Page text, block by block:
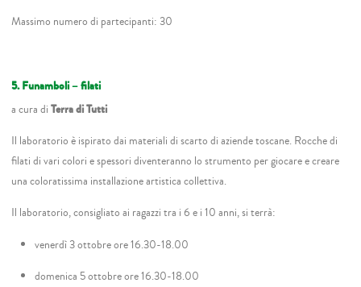
Massimo numero di partecipanti: 30
5. Funamboli – filati
a cura diTerra di Tutti
Il laboratorio è ispirato dai materiali di scarto di aziende toscane. Rocche di
filati di vari colori e spessori diventeranno lo strumento per giocare e creare
una coloratissima installazione artistica collettiva.
Il laboratorio, consigliato ai ragazzi tra i 6 e i 10 anni, si terrà:
venerdì 3 ottobre ore 16.30-18.00
domenica 5 ottobre ore 16.30-18.00